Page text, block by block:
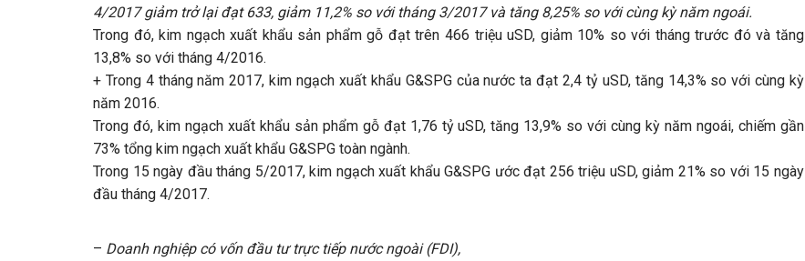
4/2017 giảm trở lại đạt 633, giảm 11,2% so với tháng 3/2017 và tăng 8,25% so với cùng kỳ năm ngoái. ​
Trong đó, kim ngạch xuất khẩu sản phẩm gỗ đạt trên 466 triệu uSD, giảm 10% so với tháng trước đó và tăng
13,8% so với tháng 4/2016.
+ Trong 4 tháng năm 2017, kim ngạch xuất khẩu G&SPG của nước ta đạt 2,4 tỷ uSD, tăng 14,3% so với cùng kỳ
năm 2016.
Trong đó, kim ngạch xuất khẩu sản phẩm gỗ đạt 1,76 tỷ uSD, tăng 13,9% so với cùng kỳ năm ngoái, chiếm gần
73% tổng kim ngạch xuất khẩu G&SPG toàn ngành.
Trong 15 ngày đầu tháng 5/2017, kim ngạch xuất khẩu G&SPG ước đạt 256 triệu uSD, giảm 21% so với 15 ngày
đầu tháng 4/2017.
– Doanh nghiệp có vốn đầu tư trực tiếp nước ngoài (FDI),